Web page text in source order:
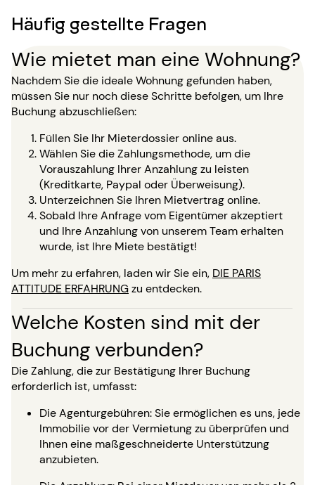
Häufig gestellte Fragen
Wie mietet man eine Wohnung?
Nachdem Sie die ideale Wohnung gefunden haben,
müssen Sie nur noch diese Schritte befolgen, um Ihre
Buchung abzuschließen:
Füllen Sie Ihr Mieterdossier online aus.
Wählen Sie die Zahlungsmethode, um die
Vorauszahlung Ihrer Anzahlung zu leisten
(Kreditkarte, Paypal oder Überweisung).
Unterzeichnen Sie Ihren Mietvertrag online.
Sobald Ihre Anfrage vom Eigentümer akzeptiert
und Ihre Anzahlung von unserem Team erhalten
wurde, ist Ihre Miete bestätigt!
Um mehr zu erfahren, laden wir Sie ein, DIE PARIS
ATTITUDE ERFAHRUNGzu entdecken.
Welche Kosten sind mit der
Buchung verbunden?
Die Zahlung, die zur Bestätigung Ihrer Buchung
erforderlich ist, umfasst:
Die Agenturgebühren: Sie ermöglichen es uns, jede
Immobilie vor der Vermietung zu überprüfen und
Ihnen eine maßgeschneiderte Unterstützung
anzubieten.